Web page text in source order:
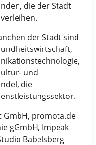
die der Stadt
der Stadt sind
und
die
GmbH, promota.de
gGmbH, Impeak
Babelsberg